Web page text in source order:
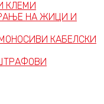
КЛЕМИ
НА ЖИЦИ И
КАБЕЛСКИ